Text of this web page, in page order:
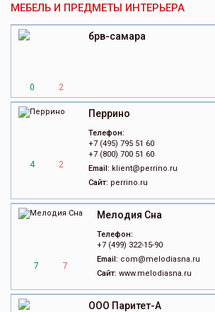
МЕБЕЛЬ И ПРЕДМЕТЫ ИНТЕРЬЕРА
0 2
брв-самара
4 2
Перрино
Телефон:
+7 (495) 795 51 60
+7 (800) 700 51 60
Email: klient@perrino.ru
Сайт: perrino.ru
7 7
Мелодия Сна
Телефон:
+7 (499) 322-15-90
Email: com@melodiasna.ru
Сайт: www.melodiasna.ru
ООО Паритет-А